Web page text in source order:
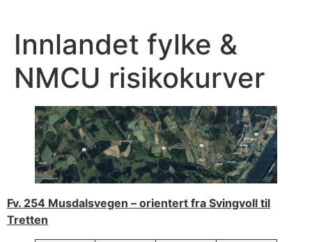
content
Innlandet fylke &
NMCU risikokurver
Fv. 254 Musdalsvegen – orientert fra Svingvoll til
Tretten